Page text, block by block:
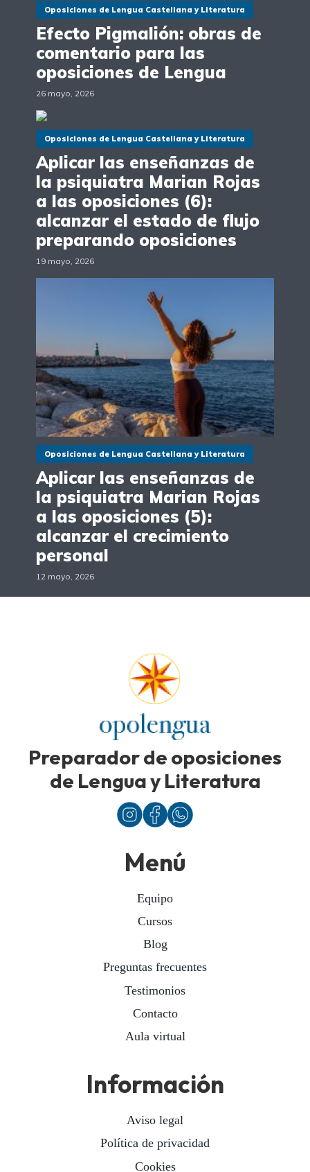
Oposiciones de Lengua Castellana y Literatura
Efecto Pigmalión: obras de
comentario para las
oposiciones de Lengua
26 mayo, 2026
Oposiciones de Lengua Castellana y Literatura
Aplicar las enseñanzas de
la psiquiatra Marian Rojas
a las oposiciones (6):
alcanzar el estado de flujo
preparando oposiciones
19 mayo, 2026
Oposiciones de Lengua Castellana y Literatura
Aplicar las enseñanzas de
la psiquiatra Marian Rojas
a las oposiciones (5):
alcanzar el crecimiento
personal
12 mayo, 2026
Preparador de oposiciones
de Lengua y Literatura
Menú
Equipo
Cursos
Blog
Preguntas frecuentes
Testimonios
Contacto
Aula virtual
Información
Aviso legal
Política de privacidad
Cookies